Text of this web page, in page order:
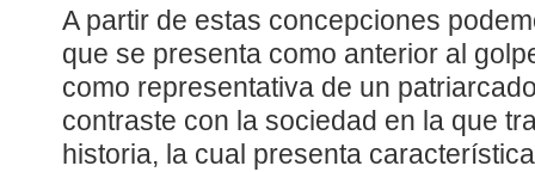
A partir de estas concepciones
que se presenta como anterior al
como representativa de un
contraste con la sociedad en la que
historia, la cual presenta